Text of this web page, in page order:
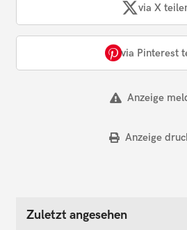
via X
via Pinterest
Anzeige
Anzeige
Zuletzt angesehen